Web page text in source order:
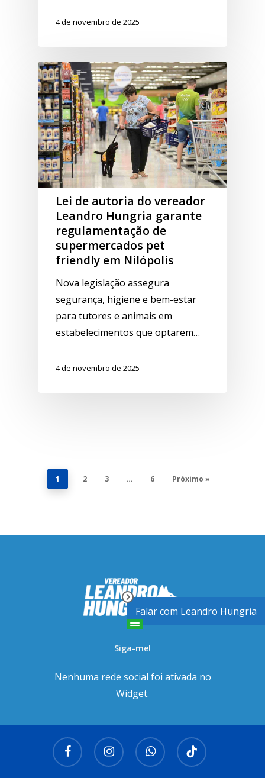
4 de novembro de 2025
Lei de autoria do vereador
Leandro Hungria garante
regulamentação de
supermercados pet
friendly em Nilópolis
Nova legislação assegura
segurança, higiene e bem-estar
para tutores e animais em
estabelecimentos que optarem…
4 de novembro de 2025
1 2 3 … 6 Próximo »
Siga-me!
Nenhuma rede social foi ativada no
Widget.
facebook instagram whatsapp tiktok
Falar com Leandro Hungria